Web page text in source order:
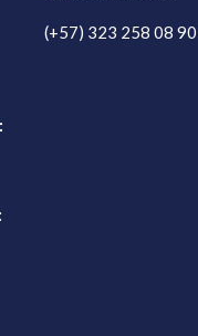
(+57) 323 258 08 90